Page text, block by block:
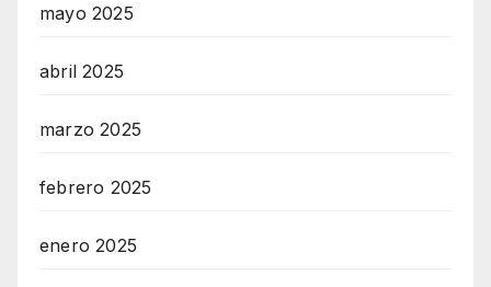
mayo 2025
abril 2025
marzo 2025
febrero 2025
enero 2025